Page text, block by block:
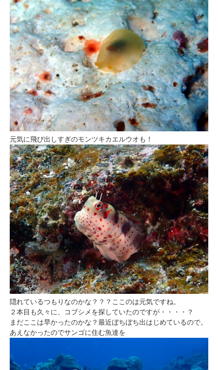
元気に飛び出しすぎのモンツキカエルウオも！
隠れているつもりなのかな？？？ここのは元気ですね。
２本目も久々に、コブシメを探していたのですが・・・・？
まだここは早かったのかな？最近ぼちぼち出はじめているので。
あえなかったのでサンゴに住む魚達を